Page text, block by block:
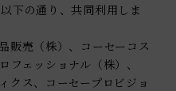
下の通り、共同利用しま
販売（株）、コーセーコス
フェッショナル（株）、
クス、コーセープロビジョ